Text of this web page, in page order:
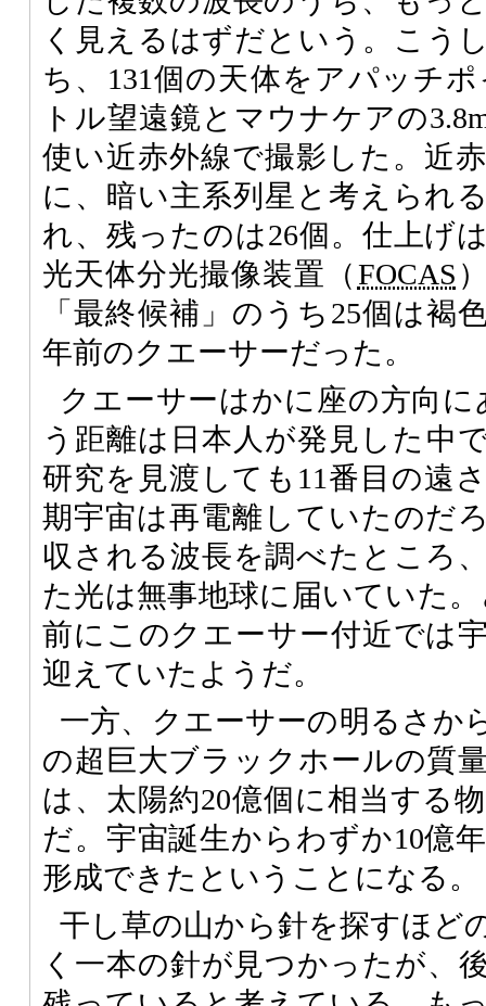
く見えるはずだという。こう
ち、131個の天体をアパッチ
トル望遠鏡とマウナケアの
使い近赤外線で撮影した。近
に、暗い主系列星と考えられ
れ、残ったのは26個。仕上げ
光天体分光撮像装置（FOCAS
「最終候補」のうち25個は褐
年前のクエーサーだった。
クエーサーはかに座の方向に
う距離は日本人が発見した中
研究を見渡しても11番目の遠
期宇宙は再電離していたのだ
収される波長を調べたところ
た光は無事地球に届いていた
前にこのクエーサー付近では
迎えていたようだ。
一方、クエーサーの明るさか
の超巨大ブラックホールの質
は、太陽約20億個に相当する
だ。宇宙誕生からわずか10億
形成できたということになる。
干し草の山から針を探すほど
く一本の針が見つかったが、